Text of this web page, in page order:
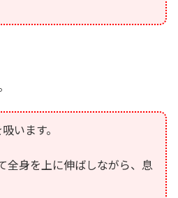
います。
全身を上に伸ばしながら、息